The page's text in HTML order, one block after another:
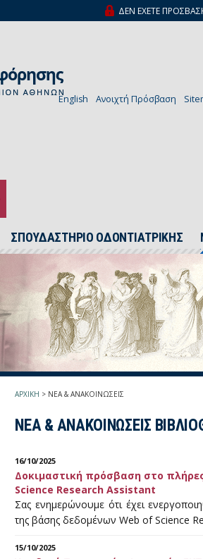
ΔΕΝ ΕΧΕΤΕ
English Ανοιχτή Πρόσβαση
ΣΠΟΥΔΑΣΤΗΡΙΟ ΟΔΟΝΤΙΑΤΡΙΚΗΣ
ΑΡΧΙΚΗ > ΝΕΑ & ΑΝΑΚΟΙΝΩΣΕΙΣ
ΝΕΑ & ΑΝΑΚΟΙΝΩΣΕΙΣ
16/10/2025
Δοκιμαστική πρόσβαση στo
Science Research Assistant
Σας ενημερώνουμε ότι έχει
της βάσης δεδομένων Web of Science
15/10/2025